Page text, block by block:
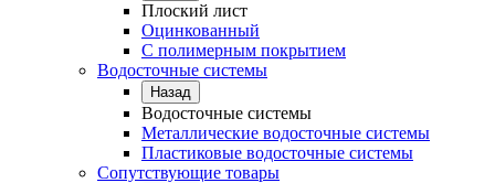
Плоский лист
Оцинкованный
С полимерным покрытием
Водосточные системы
Назад
Водосточные системы
Металлические водосточные системы
Пластиковые водосточные системы
Сопутствующие товары